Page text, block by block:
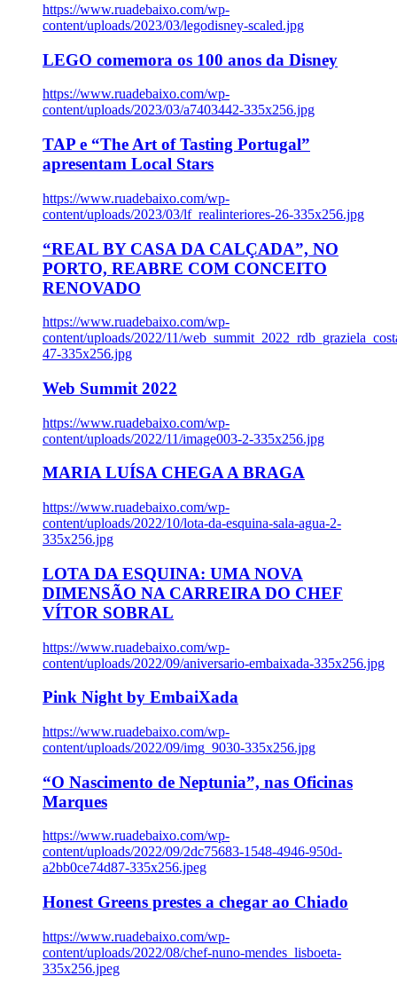
https://www.ruadebaixo.com/wp-
content/uploads/2023/03/legodisney-scaled.jpg
LEGO comemora os 100 anos da Disney
https://www.ruadebaixo.com/wp-
content/uploads/2023/03/a7403442-335x256.jpg
TAP e “The Art of Tasting Portugal”
apresentam Local Stars
https://www.ruadebaixo.com/wp-
content/uploads/2023/03/lf_realinteriores-26-335x256.jpg
“REAL BY CASA DA CALÇADA”, NO
PORTO, REABRE COM CONCEITO
RENOVADO
https://www.ruadebaixo.com/wp-
content/uploads/2022/11/
47-335x256.jpg
Web Summit 2022
https://www.ruadebaixo.com/wp-
content/uploads/2022/11/image003-2-335x256.jpg
MARIA LUÍSA CHEGA A BRAGA
https://www.ruadebaixo.com/wp-
content/uploads/2022/10/lota-da-esquina-sala-agua-2-
335x256.jpg
LOTA DA ESQUINA: UMA NOVA
DIMENSÃO NA CARREIRA DO CHEF
VÍTOR SOBRAL
https://www.ruadebaixo.com/wp-
content/uploads/2022/09/aniversario-embaixada-335x256.jpg
Pink Night by EmbaiXada
https://www.ruadebaixo.com/wp-
content/uploads/2022/09/img_9030-335x256.jpg
“O Nascimento de Neptunia”, nas Oficinas
Marques
https://www.ruadebaixo.com/wp-
content/uploads/2022/09/2dc75683-1548-4946-950d-
a2bb0ce74d87-335x256.jpeg
Honest Greens prestes a chegar ao Chiado
https://www.ruadebaixo.com/wp-
content/uploads/2022/08/chef-nuno-mendes_lisboeta-
335x256.jpeg